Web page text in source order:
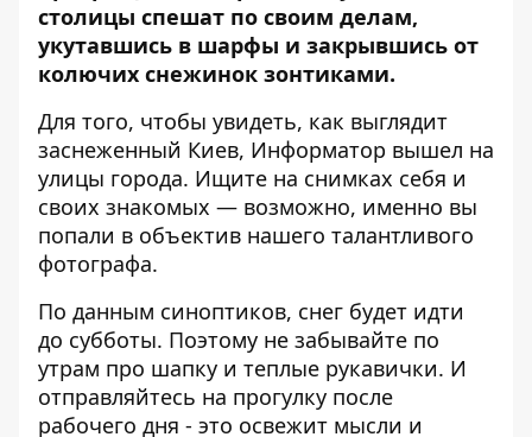
столицы спешат по своим делам,
укутавшись в шарфы и закрывшись от
колючих снежинок зонтиками.
Для того, чтобы увидеть, как выглядит
заснеженный Киев, Информатор вышел на
улицы города. Ищите на снимках себя и
своих знакомых — возможно, именно вы
попали в объектив нашего талантливого
фотографа.
По данным синоптиков, снег будет идти
до субботы. Поэтому не забывайте по
утрам про шапку и теплые рукавички. И
отправляйтесь на прогулку после
рабочего дня - это освежит мысли и